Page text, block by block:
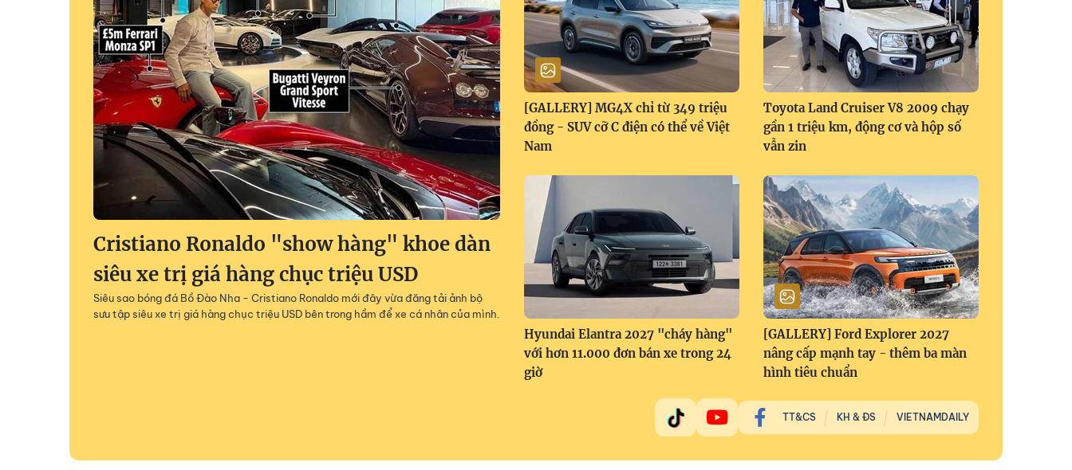
Cristiano Ronaldo "show hàng" khoe dàn
siêu xe trị giá hàng chục triệu USD
Siêu sao bóng đá Bồ Đào Nha - Cristiano Ronaldo mới đây vừa đăng tải ảnh bộ
sưu tập siêu xe trị giá hàng chục triệu USD bên trong hầm để xe cá nhân của mình.
[GALLERY] MG4X chỉ từ 349 triệu
đồng - SUV cỡ C điện có thể về Việt
Nam
Toyota Land Cruiser V8 2009 chạy
gần 1 triệu km, động cơ và hộp số
vẫn zin
Hyundai Elantra 2027 "cháy hàng"
với hơn 11.000 đơn bán xe trong 24
giờ
[GALLERY] Ford Explorer 2027
nâng cấp mạnh tay - thêm ba màn
hình tiêu chuẩn
TT&CS KH & ĐS VIETNAMDAILY